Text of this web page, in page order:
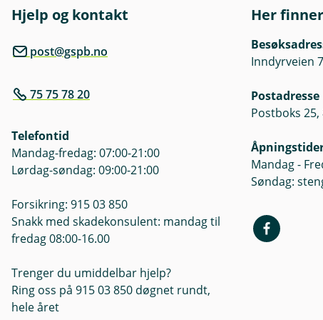
nøkkelinformasjon som er
nøkkelinformasjon og
Oversikt om fondenes
Hjelp og kontakt
post@gspb.no
75 75 78 20
Telefontid
Mandag-fredag: 07:00-21:00
Lørdag-søndag: 09:00-21:00
Forsikring: 915 03 850
Snakk med skadekonsulent: mandag til
fredag 08:00-16.00
Trenger du umiddelbar hjelp?
Ring oss på 915 03 850 døgnet rundt,
hele året
Her
Inndyrveien
Postadresse
Postboks
Mandag -
Søndag: